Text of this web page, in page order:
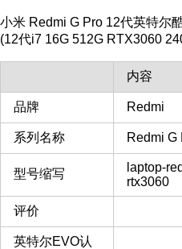
小米 Redmi G Pro 12代英特尔
(12代i7 16G 512G RTX3060
内容
品牌 Redmi
系列名称 Redmi G
型号缩写
laptop-
rtx3060
评价
英特尔EVO认